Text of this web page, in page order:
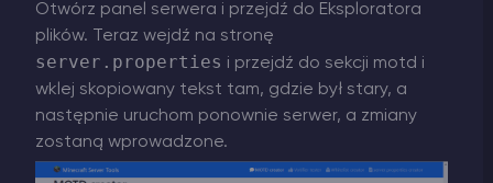
Otwórz panel serwera i przejdź do Eksploratora
plików. Teraz wejdź na stronę
server.properties i przejdź do sekcji motd i
wklej skopiowany tekst tam, gdzie był stary, a
następnie uruchom ponownie serwer, a zmiany
zostaną wprowadzone.